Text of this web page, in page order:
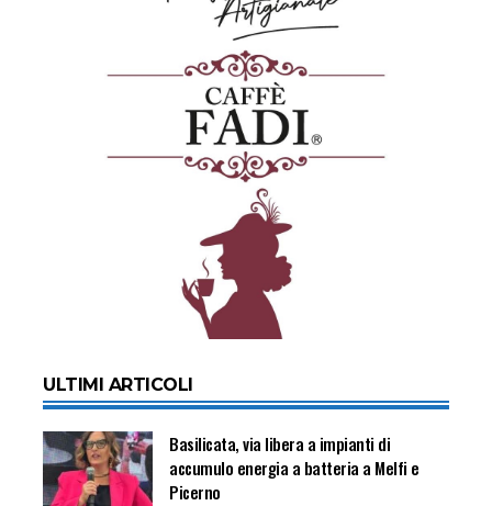
ULTIMI ARTICOLI
Basilicata, via libera a impianti di
accumulo energia a batteria a Melfi e
Picerno